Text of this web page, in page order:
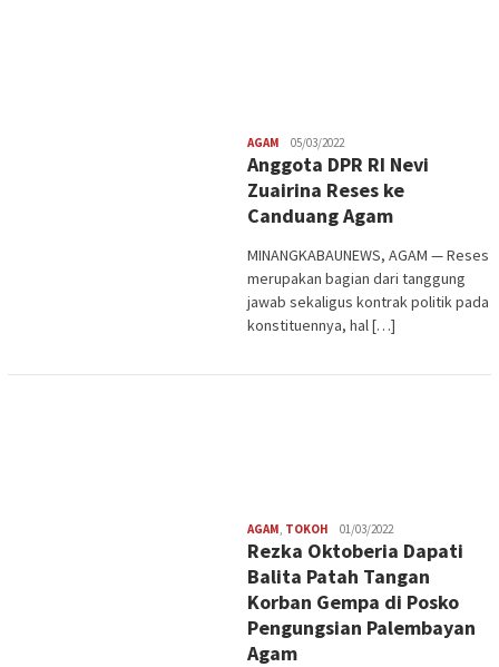
AGAM Redaksi
05/03/2022
Anggota DPR RI Nevi
Zuairina Reses ke
Canduang Agam
MINANGKABAUNEWS, AGAM — Reses
merupakan bagian dari tanggung
jawab sekaligus kontrak politik pada
konstituennya, hal […]
AGAM, TOKOH Redaksi
01/03/2022
Rezka Oktoberia Dapati
Balita Patah Tangan
Korban Gempa di Posko
Pengungsian Palembayan
Agam